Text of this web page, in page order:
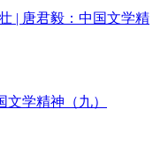
| 唐君毅：中国文学精
学精神（九）